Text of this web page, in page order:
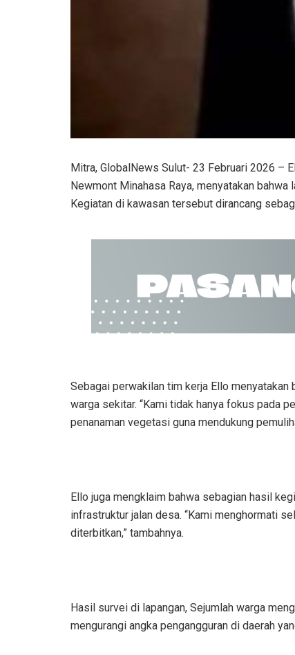
Mitra, GlobalNews Sulut- 23 Februari 2026 –
Newmont Minahasa Raya, menyatakan
Kegiatan di kawasan tersebut dirancang
Sebagai perwakilan tim kerja Ello
warga sekitar. “Kami tidak hanya fokus pada
penanaman vegetasi guna mendukung
Ello juga mengklaim bahwa sebagian hasil
infrastruktur jalan desa. “Kami menghormati
diterbitkan,” tambahnya.
Hasil survei di lapangan, Sejumlah warga
mengurangi angka pengangguran di daerah